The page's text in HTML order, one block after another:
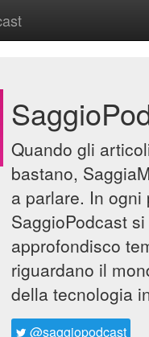
Quando gli
bastano,
a parlare. In ogni
SaggioPodcast si
approfondisco
riguardano il
della tecnologia
@saggiopodcast